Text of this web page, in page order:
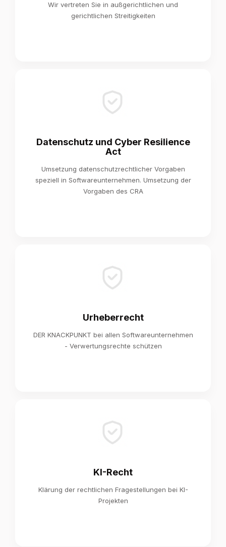
Wir vertreten Sie in außgerichtlichen und
gerichtlichen Streitigkeiten
Datenschutz und Cyber Resilience
Act
Umsetzung datenschutzrechtlicher Vorgaben
speziell in Softwareunternehmen. Umsetzung der
Vorgaben des CRA
Urheberrecht
DER KNACKPUNKT bei allen Softwareunternehmen
- Verwertungsrechte schützen
KI-Recht
Klärung der rechtlichen Fragestellungen bei KI-
Projekten